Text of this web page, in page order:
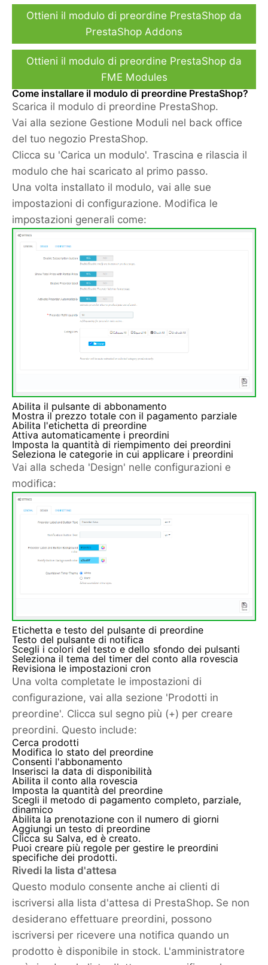
Ottieni il modulo di preordine PrestaShop da
PrestaShop Addons
Ottieni il modulo di preordine PrestaShop da
FME Modules
Come installare il modulo di preordine PrestaShop?
Scarica il modulo di preordine PrestaShop.
Vai alla sezione Gestione Moduli nel back office
del tuo negozio PrestaShop.
Clicca su 'Carica un modulo'. Trascina e rilascia il
modulo che hai scaricato al primo passo.
Una volta installato il modulo, vai alle sue
impostazioni di configurazione. Modifica le
impostazioni generali come:
Abilita il pulsante di abbonamento
Mostra il prezzo totale con il pagamento parziale
Abilita l'etichetta di preordine
Attiva automaticamente i preordini
Imposta la quantità di riempimento dei preordini
Seleziona le categorie in cui applicare i preordini
Vai alla scheda 'Design' nelle configurazioni e
modifica:
Etichetta e testo del pulsante di preordine
Testo del pulsante di notifica
Scegli i colori del testo e dello sfondo dei pulsanti
Seleziona il tema del timer del conto alla rovescia
Revisiona le impostazioni cron
Una volta completate le impostazioni di
configurazione, vai alla sezione 'Prodotti in
preordine'. Clicca sul segno più (+) per creare
preordini. Questo include:
Cerca prodotti
Modifica lo stato del preordine
Consenti l'abbonamento
Inserisci la data di disponibilità
Abilita il conto alla rovescia
Imposta la quantità del preordine
Scegli il metodo di pagamento completo, parziale,
dinamico
Abilita la prenotazione con il numero di giorni
Aggiungi un testo di preordine
Clicca su Salva, ed è creato.
Puoi creare più regole per gestire le preordini
specifiche dei prodotti.
Rivedi la lista d'attesa
Questo modulo consente anche ai clienti di
iscriversi alla lista d'attesa di PrestaShop. Se non
desiderano effettuare preordini, possono
iscriversi per ricevere una notifica quando un
prodotto è disponibile in stock. L'amministratore